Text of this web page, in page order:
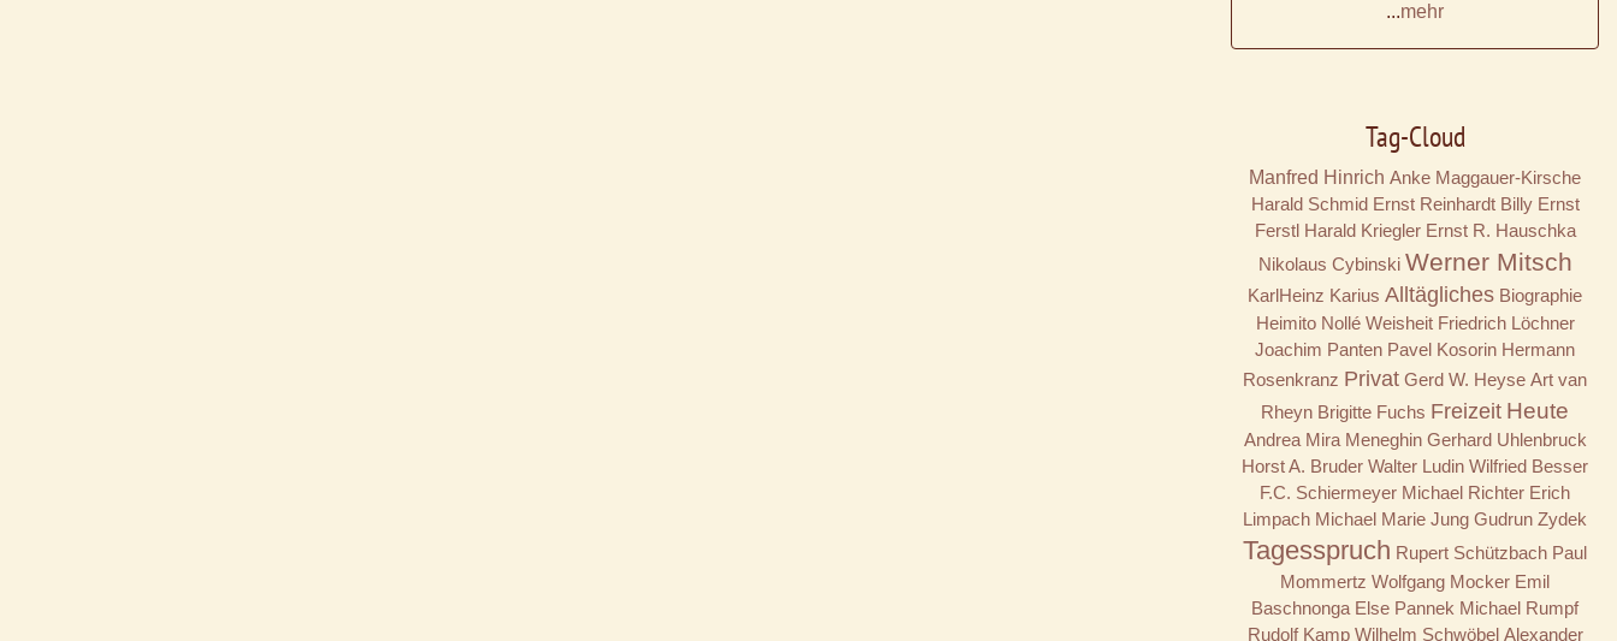
...mehr
Tag-Cloud
Manfred Hinrich Anke Maggauer-Kirsche
Harald Schmid Ernst Reinhardt Billy Ernst
Ferstl Harald Kriegler Ernst R. Hauschka
Nikolaus Cybinski Werner Mitsch
KarlHeinz Karius Alltägliches Biographie
Heimito Nollé Weisheit Friedrich Löchner
Joachim Panten Pavel Kosorin Hermann
Rosenkranz Privat Gerd W. Heyse Art van
Rheyn Brigitte Fuchs Freizeit Heute
Andrea Mira Meneghin Gerhard Uhlenbruck
Horst A. Bruder Walter Ludin Wilfried Besser
F.C. Schiermeyer Michael Richter Erich
Limpach Michael Marie Jung Gudrun Zydek
Tagesspruch Rupert Schützbach Paul
Mommertz Wolfgang Mocker Emil
Baschnonga Else Pannek Michael Rumpf
Rudolf Kamp Wilhelm Schwöbel Alexander